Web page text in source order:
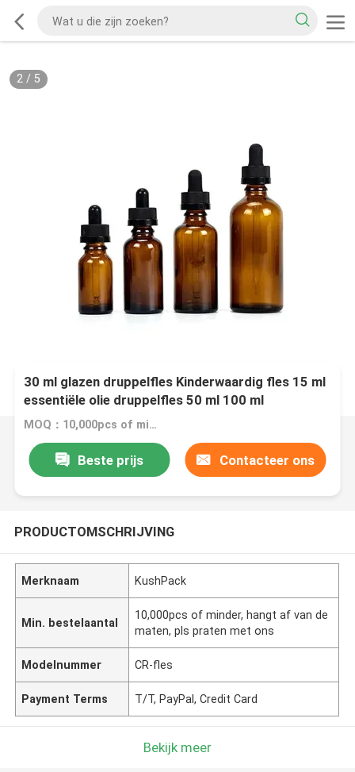
2/ 5
30 ml glazen druppelfles Kinderwaardig fles 15 ml
essentiële olie druppelfles 50 ml 100 ml
MOQ：10,000pcs of minder, hangt af van de maten, pls praten met ons
Beste prijs Contacteer ons
PRODUCTOMSCHRIJVING
Merknaam KushPack
Min. bestelaantal
10,000pcs of minder, hangt af van de
maten, pls praten met ons
Modelnummer CR-fles
Payment Terms T/T, PayPal, Credit Card
Bekijk meer